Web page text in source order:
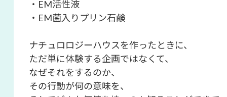
・EM活性液
・EM菌入りプリン石鹸
ナチュロロジーハウスを作ったときに、
ただ単に体験する企画ではなくて、
なぜそれをするのか、
その行動が何の意味を、